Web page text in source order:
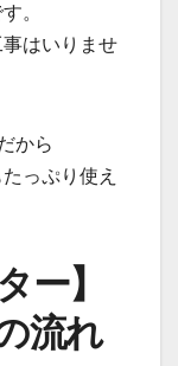
。
はいりませ
から
っぷり使え
ー】
流れ